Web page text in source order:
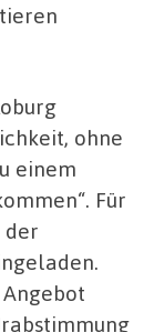
ohne
einem
Für
der